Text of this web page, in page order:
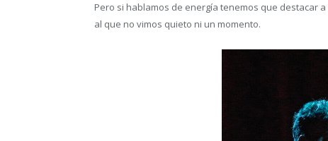
Pero si hablamos de energía tenemos que destacar a
al que no vimos quieto ni un momento.